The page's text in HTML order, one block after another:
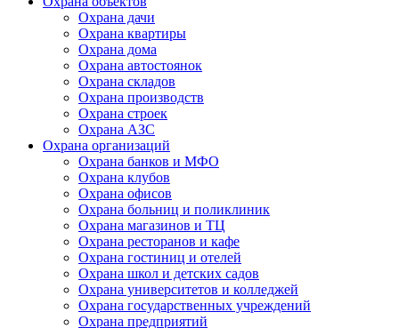
Охрана дачи
Охрана квартиры
Охрана дома
Охрана автостоянок
Охрана складов
Охрана производств
Охрана строек
Охрана АЗС
Охрана организаций
Охрана банков и МФО
Охрана клубов
Охрана офисов
Охрана больниц и поликлиник
Охрана магазинов и ТЦ
Охрана ресторанов и кафе
Охрана гостиниц и отелей
Охрана школ и детских садов
Охрана университетов и колледжей
Охрана государственных учреждений
Охрана предприятий